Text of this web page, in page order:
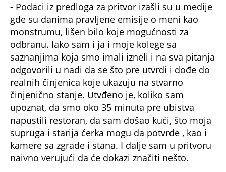
- Podaci iz predloga za pritvor izašli su u medije
gde su danima pravljene emisije o meni kao
monstrumu, lišen bilo koje mogućnosti za
odbranu. Iako sam i ja i moje kolege sa
saznanjima koja smo imali izneli i na sva pitanja
odgovorili u nadi da se što pre utvrdi i dođe do
realnih činjenica koje ukazuju na stvarno
činjenično stanje. Utvđeno je, koliko sam
upoznat, da smo oko 35 minuta pre ubistva
napustili restoran, da sam došao kući, što moja
supruga i starija ćerka mogu da potvrde , kao i
kamere sa zgrade i stana. I dalje sam u pritvoru
naivno verujući da će dokazi značiti nešto.